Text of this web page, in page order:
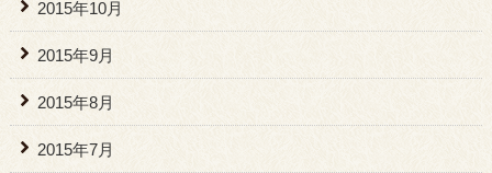
2015年10月
2015年9月
2015年8月
2015年7月